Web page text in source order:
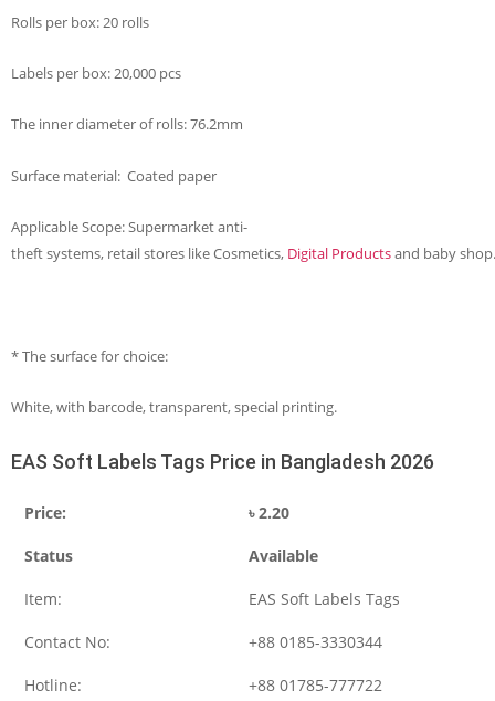
Rolls per box: 20 rolls
Labels per box: 20,000 pcs
The inner diameter of rolls: 76.2mm
Surface material: Coated paper
Applicable Scope: Supermarket anti-
theft systems, retail stores like Cosmetics, Digital Productsand baby shop.
* The surface for choice:
White, with barcode, transparent, special printing.
EAS Soft Labels Tags Price in Bangladesh 2026
Price: ৳2.20
Status Available
Item: EAS Soft Labels Tags
Contact No: +88 0185-3330344
Hotline: +88 01785-777722